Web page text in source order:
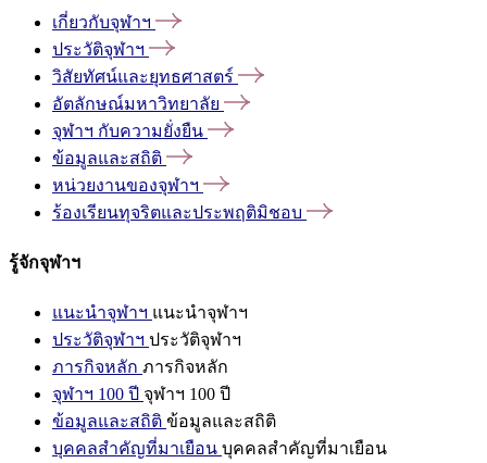
เกี่ยวกับจุฬาฯ
ประวัติจุฬาฯ
วิสัยทัศน์และยุทธศาสตร์
อัตลักษณ์มหาวิทยาลัย
จุฬาฯ กับความยั่งยืน
ข้อมูลและสถิติ
หน่วยงานของจุฬาฯ
ร้องเรียนทุจริตและประพฤติมิชอบ
รู้จักจุฬาฯ
แนะนำจุฬาฯ แนะนำจุฬาฯ
ประวัติจุฬาฯ ประวัติจุฬาฯ
ภารกิจหลัก ภารกิจหลัก
จุฬาฯ 100 ปี จุฬาฯ 100 ปี
ข้อมูลและสถิติ ข้อมูลและสถิติ
บุคคลสำคัญที่มาเยือน บุคคลสำคัญที่มาเยือน